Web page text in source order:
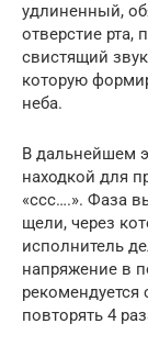
удлиненный,
отверстие рта,
свистящий
которую
неба.
В дальнейшем
находкой для
«ссс….». Фаза
щели, через
исполнитель
напряжение в
повторять 4